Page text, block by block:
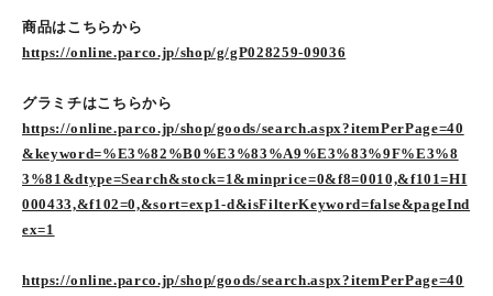
商品はこちらから
https://online.parco.jp/shop/g/gP028259-09036
グラミチはこちらから
https://online.parco.jp/shop/goods/search.aspx?itemPerPage=40
&keyword=%E3%82%B0%E3%83%A9%E3%83%9F%E3%8
3%81&dtype=Search&stock=1&minprice=0&f8=0010,&f101=HI
000433,&f102=0,&sort=exp1-d&isFilterKeyword=false&pageInd
ex=1
https://online.parco.jp/shop/goods/search.aspx?itemPerPage=40